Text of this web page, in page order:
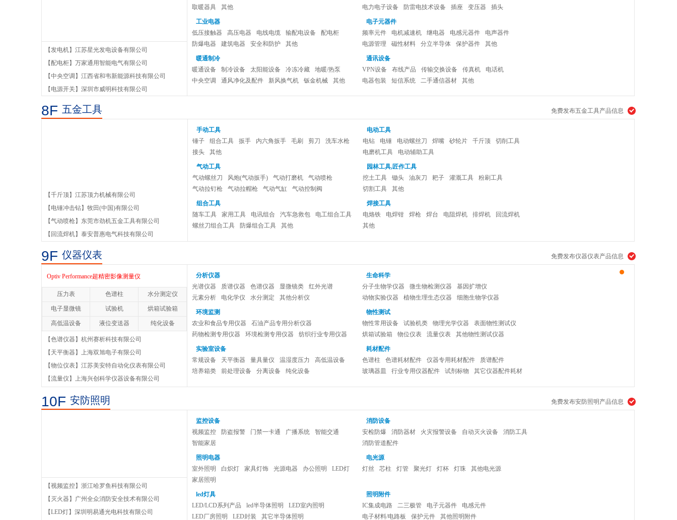
【发电机】江苏星光发电设备有限公司
【配电柜】万家通用智能电气有限公司
【中央空调】江西省和韦新能源科技有限公司
【电源开关】深圳市威明科技有限公司
取暖器具
其他
电力电子设备
防雷电技术设备 插座 变压器
插头
其他电工器材
工业电器
低压接触器
高压电器 电线电缆 输配电设备
配电柜
防爆电器
建筑电器 安全和防护 其他
电子元器件
频率元件
电机减速机 继电器 电感元器件
电声器件
电源管理
磁性材料 分立半导体 保护器件 其他
暖通制冷
暖通设备
制冷设备 太阳能设备 冷冻冷藏
地暖/热泵
中央空调
通风净化及配件 新风换气机 钣金机械 其他
通讯设备
VPN设备
布线产品 传输交换设备 传真机
电话机
电器包装
短信系统 二手通信器材 其他
8F 五金工具 免费发布五金工具产品信息
【千斤顶】江苏顶力机械有限公司
【电锤冲击钻】牧田(中国)有限公司
【气动喷枪】东莞市劲机五金工具有限公司
【回流焊机】泰安普惠电气科技有限公司
手动工具
锤子
组合工具 扳手 内六角扳手 毛刷 剪刀
洗车水枪
接头
其他
电动工具
电钻
电锤 电动螺丝刀 焊嘴 砂轮片 千斤顶
切削工具
电磨机工具
电动辅助工具
气动工具
气动螺丝刀
风炮(气动扳手) 气动打磨机
气动喷枪
气动拉钉枪
气动拉帽枪 气动气缸
气动控制阀
装配类气动工具
园林工具,匠作工具
挖土工具
锄头 油灰刀 耙子 灌溉工具
粉刷工具
切割工具
其他
组合工具
随车工具
家用工具 电讯组合 汽车急救包
电工组合工具
螺丝刀组合工具
防爆组合工具 其他
焊接工具
电烙铁
电焊钳 焊枪 焊台 电阻焊机 排焊机
回流焊机
其他
9F 仪器仪表 免费发布仪器仪表产品信息
100UPGv1超精密非球面磨削机床
MFP 100 五轴成型磨床
700UPF超精密CNC飞刀机床
Optiv Performance超精密影像测量仪
Moore 500 系列坐标磨床
红外触发测头25.41-HDR
Optiv Classic 复合式影像测量仪
WLS400M手动白光拍照式测量系统
HELITRONIC POWER五轴工具磨床
KC33数控万能外圆磨床
压力表 色谱柱 水分测定仪
电子显微镜 试验机 烘箱试验箱
高低温设备 液位变送器 纯化设备
【色谱仪器】杭州赛析科技有限公司
【天平衡器】上海双旭电子有限公司
【物位仪表】江苏美安特自动化仪表有限公司
【流量仪】上海兴创科学仪器设备有限公司
分析仪器
光谱仪器
质谱仪器 色谱仪器 显微镜类
红外光谱
元素分析
电化学仪 水分测定 其他分析仪
生命科学
分子生物学仪器
微生物检测仪器
基因扩增仪
动物实验仪器
植物生理生态仪器
细胞生物学仪器
临床检验仪器设备
环境监测
农业和食品专用仪器
石油产品专用分析仪器
药物检测专用仪器
环境检测专用仪器
纺织行业专用仪器
医疗器械仪器
颗粒物采样器
物性测试
物性常用设备
试验机类 物理光学仪器
表面物性测试仪
烘箱试验箱
物位仪表 流量仪表 其他物性测试仪器
实验室设备
常规设备
天平衡器 量具量仪 温湿度压力
高低温设备
培养箱类
前处理设备 分离设备 纯化设备
耗材配件
色谱柱
色谱耗材配件 仪器专用耗材配件
质谱配件
玻璃器皿
行业专用仪器配件 试剂标物 其它仪器配件耗材
10F 安防照明 免费发布安防照明产品信息
【视频监控】浙江哈罗鱼科技有限公司
【灭火器】广州全众消防安全技术有限公司
【LED灯】深圳明易通光电科技有限公司
监控设备
视频监控
防盗报警 门禁一卡通 广播系统
智能交通
智能家居
消防设备
安检防爆
消防器材 火灾报警设备 自动灭火设备
消防工具
消防管道配件
照明电器
室外照明
白炽灯 家具灯饰 光源电器 办公照明
LED灯
家居照明
电光源
灯丝
芯柱 灯管 聚光灯 灯杯 灯珠 其他电光源
led灯具
LED/LCD系列产品
led半导体照明
LED室内照明
LED厂房照明
LED封装 其它半导体照明
照明附件
IC集成电路
二三极管 电子元器件
电感元件
电子材料/电路板
保护元件 其他照明附件
市场效果是检验营销的唯一标准，
让消费者
聪明的销售员是怎样说服客户？ 懂
行的客户会问很多专业问题，不少